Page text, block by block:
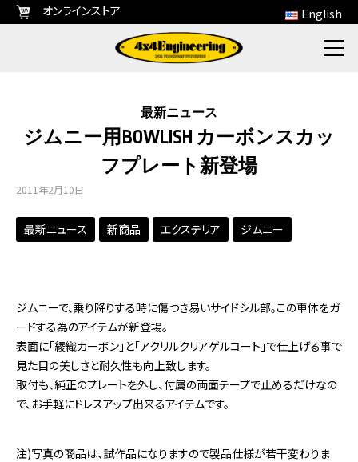
オンラインストア English
最新ニュース
ジムニー用BOWLISH カーボンスカッ
フプレート新登場
2011年2月10日
最新ニュース 新商品 エクステリア ジムニー
ジムニーで、乗り降りする時に傷つき易いサイドシル部。この車体をガ
ードする為のアイテムが新登場。
表面に「綾織カーボン」 と「アクリルクリアゲルコート 」で仕上げる事で
見た目の美しさと耐久性も向上致します。
取付も、純正のプレートを外し、付属の両面テープで止めるだけなの
で、お手軽にドレスアップ出来るアイテムです。
注)写真の商品は、試作品になりますので製品仕様が若干変わりま